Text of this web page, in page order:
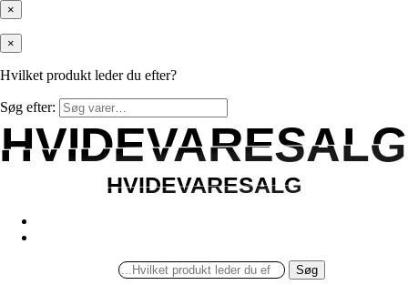
×
×
Hvilket produkt leder du efter?
Søg efter:
HVIDEVARESALG
HVIDEVARESALG
HVIDEVARESALG
HVIDEVARESALG
Søg